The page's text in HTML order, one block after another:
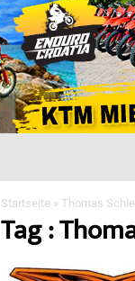
Startseite »Thomas
Tag :